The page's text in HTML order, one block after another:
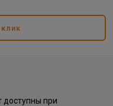
доступны при